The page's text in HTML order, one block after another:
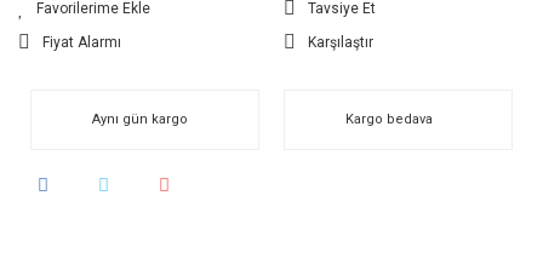
Tavsiye Et
Fiyat Alarmı
Karşılaştır
Aynı gün kargo Kargo bedava